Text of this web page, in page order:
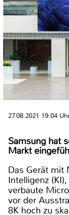
27.08.2021 19:04
Samsung hat
Markt
Das Gerät mit
Intelligenz
verbaute
vor der
8K hoch zu